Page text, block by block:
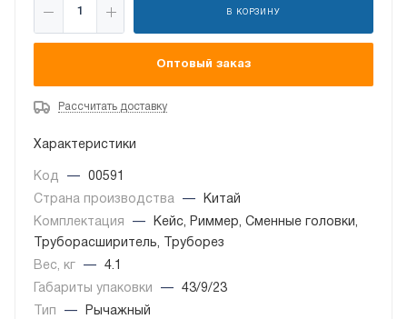
В КОРЗИНУ
Оптовый заказ
Рассчитать доставку
Характеристики
Код —
00591
Страна производства
—
Китай
Комплектация
—
Кейс, Риммер, Сменные головки,
Труборасширитель, Труборез
Вес, кг
—
4.1
Габариты упаковки
—
43/9/23
Тип
— Рычажный